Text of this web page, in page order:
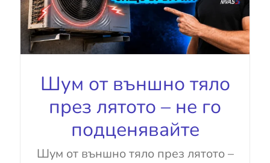
Шум от външно тяло
през лятото – не го
подценявайте
Шум от външно тяло през лятото –